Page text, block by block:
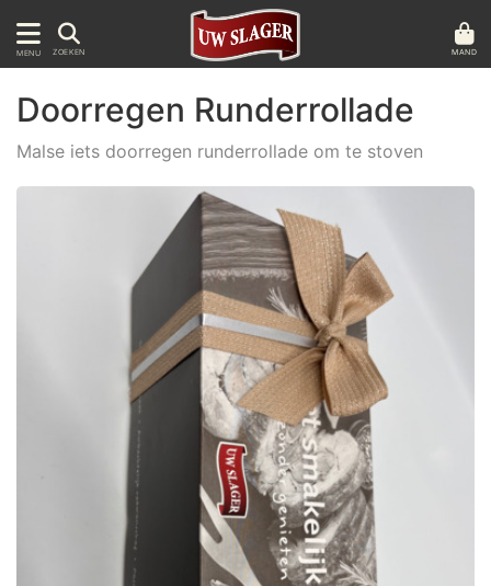
MENU ZOEKEN MAND
Doorregen Runderrollade
Malse iets doorregen runderrollade om te stoven